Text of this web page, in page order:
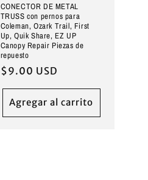
CONECTOR DE METAL
TRUSS con pernos para
Coleman, Ozark Trail, First
Up, Quik Share, EZ UP
Canopy Repair Piezas de
repuesto
Precio
$9.00 USD
Agregar al carrito